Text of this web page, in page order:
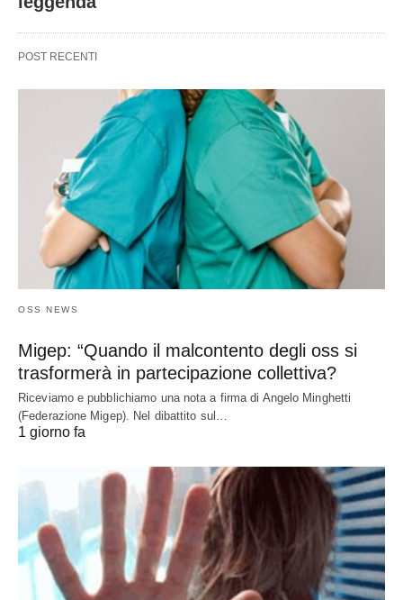
POST RECENTI
OSS NEWS
Migep: “Quando il malcontento degli oss si
trasformerà in partecipazione collettiva?
Riceviamo e pubblichiamo una nota a firma di Angelo Minghetti
(Federazione Migep). Nel dibattito sul…
1 giorno fa